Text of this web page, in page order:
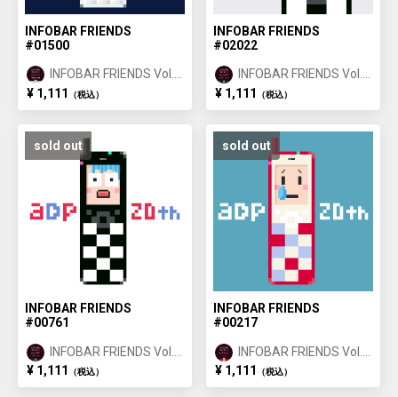
INFOBAR FRIENDS
#01500
INFOBAR FRIENDS Vol.1
ANNIN ①
¥ 1,111 （税込）
INFOBAR FRIENDS
#02022
INFOBAR FRIENDS Vol.1
ICHIMATSU ②
¥ 1,111 （税込）
sold out
INFOBAR FRIENDS
#00761
INFOBAR FRIENDS Vol.1
ICHIMATSU ①
¥ 1,111 （税込）
sold out
INFOBAR FRIENDS
#00217
INFOBAR FRIENDS Vol.1
NISHIKIGOI ①
¥ 1,111 （税込）